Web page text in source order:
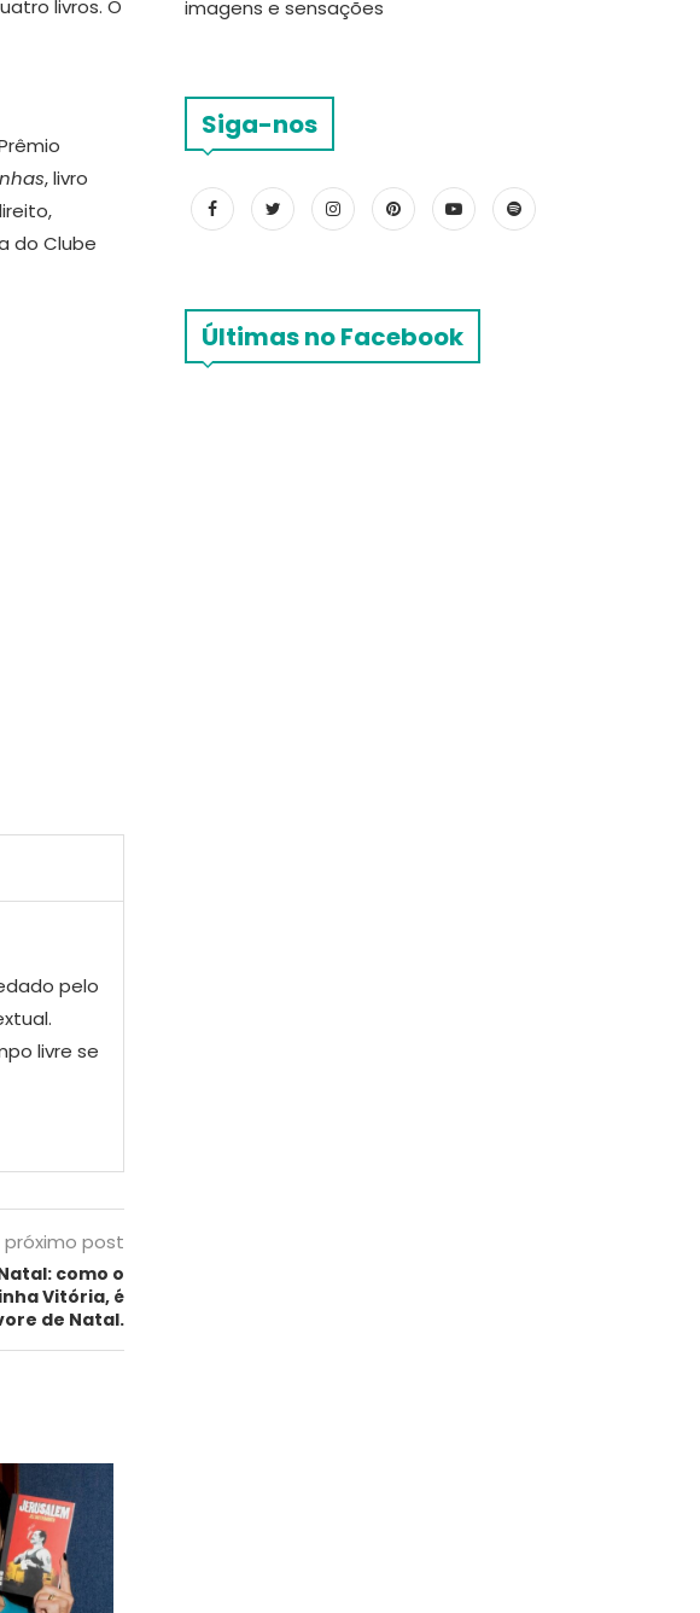
livros. O
, livro
do Clube
pelo
livre se
próximo post
como o
Vitória, é
de Natal.
imagens e sensações
Siga-nos
Últimas no Facebook